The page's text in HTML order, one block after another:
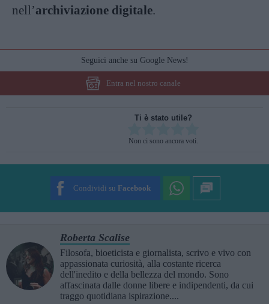
nell’archiviazione digitale.
Seguici anche su Google News!
Entra nel nostro canale
Ti è stato utile?
Non ci sono ancora voti.
Condividi su Facebook
Roberta Scalise
Filosofa, bioeticista e giornalista, scrivo e vivo con
appassionata curiosità, alla costante ricerca
dell'inedito e della bellezza del mondo. Sono
affascinata dalle donne libere e indipendenti, da cui
traggo quotidiana ispirazione....